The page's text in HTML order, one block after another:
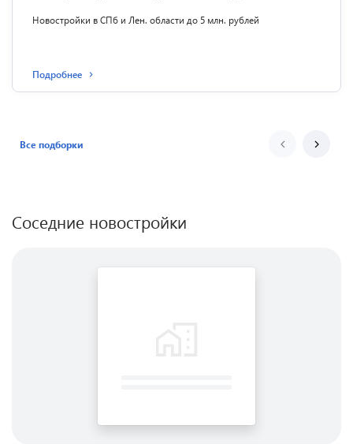
Новостройки в СПб и Лен. области до 5 млн. рублей
Подробнее
Все подборки
Соседние новостройки